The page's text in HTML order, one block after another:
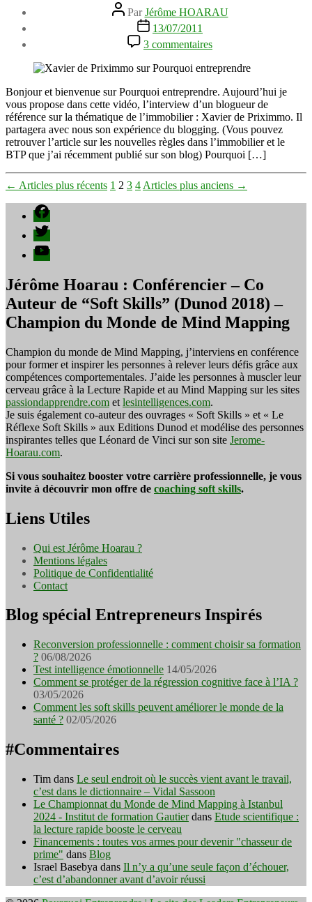
Auteur
de
l’article
ParJérôme HOARAU
Date
de
l’article
13/07/2011
3 commentaires
Interview
du
blogueur
Xavier
de
Priximmo
—
prix-
immobilier.info
Bonjour et bienvenue sur Pourquoi entreprendre. Aujourd’hui je
vous propose dans cette vidéo, l’interview d’un blogueur de
référence sur la thématique de l’immobilier : Xavier de Priximmo. Il
partagera avec nous son expérience du blogging. (Vous pouvez
retrouver l’article sur les nouvelles règles dans l’immobilier et le
BTP que j’ai récemment publié sur son blog) Pourquoi […]
Pagination
des
publications
← Articles plus récents 1 2 3 4 Articles plus anciens →
Facebook
Twitter
YouTube
Jérôme Hoarau : Conférencier – Co
Auteur de “Soft Skills” (Dunod 2018) –
Champion du Monde de Mind Mapping
Champion du monde de Mind Mapping, j’interviens en conférence
pour former et inspirer les personnes à relever leurs défis grâce aux
compétences comportementales. J’aide les personnes à muscler leur
cerveau grâce à la Lecture Rapide et au Mind Mapping sur les sites
passiondapprendre.com et lesintelligences.com.
Je suis également co-auteur des ouvrages « Soft Skills » et « Le
Réflexe Soft Skills » aux Editions Dunod et modélise des personnes
inspirantes telles que Léonard de Vinci sur son site Jerome-
Hoarau.com.
Si vous souhaitez booster votre carrière professionnelle, je vous
invite à découvrir mon offre de coaching soft skills.
Liens Utiles
Qui est Jérôme Hoarau ?
Mentions légales
Politique de Confidentialité
Contact
Blog spécial Entrepreneurs Inspirés
Reconversion professionnelle : comment choisir sa formation
? 06/08/2026
Test intelligence émotionnelle 14/05/2026
Comment se protéger de la régression cognitive face à l’IA ?
03/05/2026
Comment les soft skills peuvent améliorer le monde de la
santé ? 02/05/2026
#Commentaires
Tim dans Le seul endroit où le succès vient avant le travail,
c’est dans le dictionnaire – Vidal Sassoon
Le Championnat du Monde de Mind Mapping à Istanbul
2024 - Institut de formation Gautierdans Etude scientifique :
la lecture rapide booste le cerveau
Financements : toutes vos armes pour devenir "chasseur de
prime" dans Blog
Israel Basebya dans Il n’y a qu’une seule façon d’échouer,
c’est d’abandonner avant d’avoir réussi